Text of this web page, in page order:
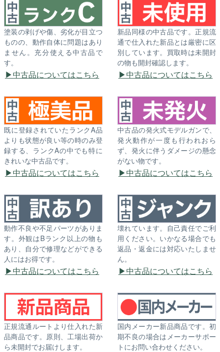
塗装の剥げや傷、劣化が目立つ
ものの、動作自体に問題はあり
ません。充分使える中古品で
す。
中古品についてはこちら
新品同様の中古品です。正規流
通で仕入れた新品とは厳密に区
別しています。買取時は未開封
の物も開封確認します。
中古品についてはこちら
既に登録されていたランクA品
よりも状態が良い等の時のみ登
録する、ランクAの中でも特に
きれいな中古品です。
中古品についてはこちら
中古品の発火式モデルガンで、
発火動作が一度も行われおら
ず、発火に伴うダメージの懸念
がない物です。
中古品についてはこちら
動作不良や不足パーツがありま
す。外観はBランク以上の物も
あり、自分で修理などができる
人にはお得です。
中古品についてはこちら
壊れています。自己責任でご利
用ください。いかなる場合でも
返品・返金には対応いたしませ
ん。
中古品についてはこちら
正規流通ルートより仕入れた新
品商品です。原則、工場出荷か
ら未開封でお届けします。
国内メーカー新品商品です。初
期不良の場合はメーカーサポー
トにお問い合わせください。